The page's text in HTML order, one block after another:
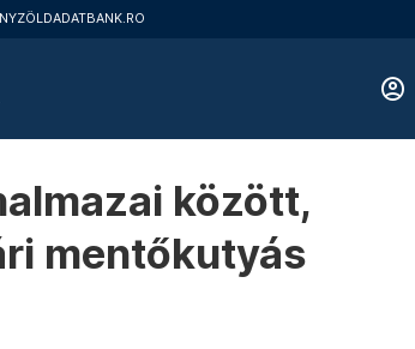
ZÖLDADATBANK.RO
között,
mentőkutyás